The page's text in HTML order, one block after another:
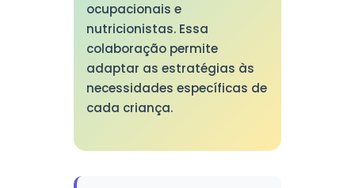
ocupacionais e
nutricionistas. Essa
colaboração permite
adaptar as estratégias às
necessidades específicas de
cada criança.